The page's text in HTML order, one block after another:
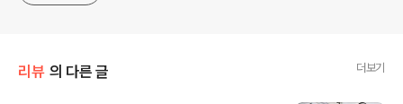
리뷰 의 다른 글 더보기